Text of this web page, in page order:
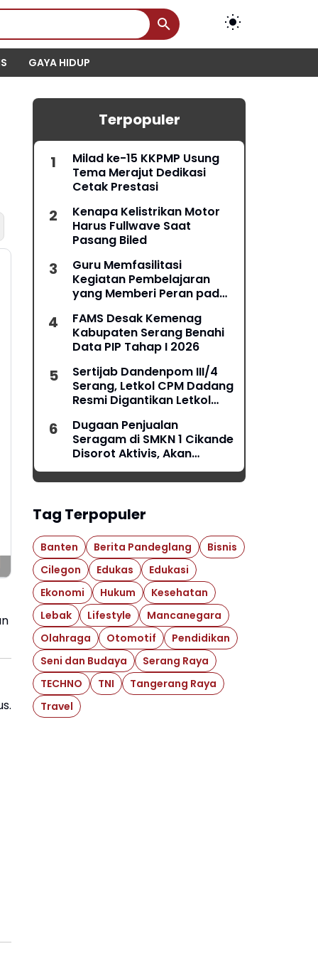
GAYA HIDUP
Terpopuler
Milad ke-15 KKPMP Usung
Tema Merajut Dedikasi
Cetak Prestasi
Kenapa Kelistrikan Motor
Harus Fullwave Saat
Pasang Biled
Guru Memfasilitasi
Kegiatan Pembelajaran
yang Memberi Peran pada
FAMS Desak Kemenag
Kabupaten Serang Benahi
Data PIP Tahap I 2026
Sertijab Dandenpom III/4
Serang, Letkol CPM Dadang
Resmi Digantikan Letkol
Dugaan Penjualan
Seragam di SMKN 1 Cikande
Disorot Aktivis, Akan
Dilaporkan ke Ombudsman
Tag Terpopuler
Banten Berita Pandeglang
Bisnis
Cilegon
Edukas
Edukasi
Ekonomi
Hukum
Kesehatan
Lebak
Lifestyle
Mancanegara
Olahraga
Otomotif
Pendidikan
Seni dan Budaya
Serang Raya
TECHNO
TNI
Tangerang Raya
Travel